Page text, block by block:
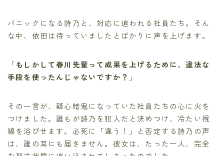
パニックになる詩乃と、対応に追われる社員たち。そん
な中、依田は待っていましたとばかりに声を上げます。
「もしかして春川先輩って成果を上げるために、違法な
手段を使ったんじゃないですか？ 」
その一言が、疑心暗鬼になっていた社員たちの心に火を
つけました。誰もが詩乃を犯人だと決めつけ、冷たい視
線を浴びせます。必死に「違う！」と否定する詩乃の声
は、誰の耳にも届きません。彼女は、たった一人、完全